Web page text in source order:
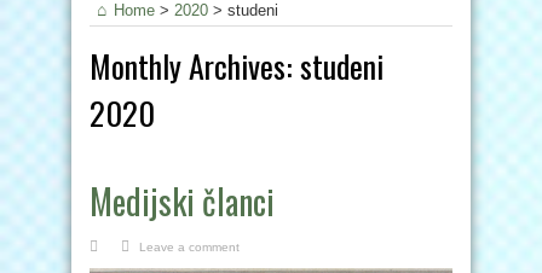
Home > 2020 > studeni
Monthly Archives:studeni
2020
Medijski članci
Leave a comment